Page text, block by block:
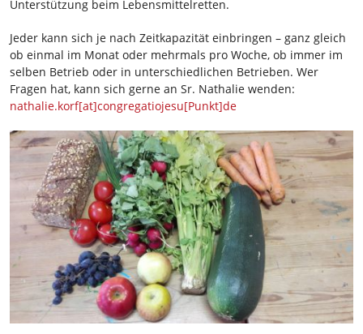
Unterstützung beim Lebensmittelretten.
Jeder kann sich je nach Zeitkapazität einbringen – ganz gleich
ob einmal im Monat oder mehrmals pro Woche, ob immer im
selben Betrieb oder in unterschiedlichen Betrieben. Wer
Fragen hat, kann sich gerne an Sr. Nathalie wenden:
nathalie.korf[at]congregatiojesu[Punkt]de